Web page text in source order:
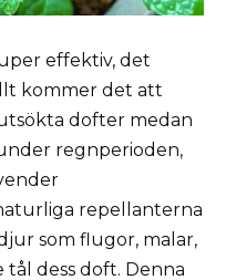
effektiv, det
kommer det att
dofter medan
regnperioden,
repellanterna
som flugor, malar,
tål dess doft. Denna